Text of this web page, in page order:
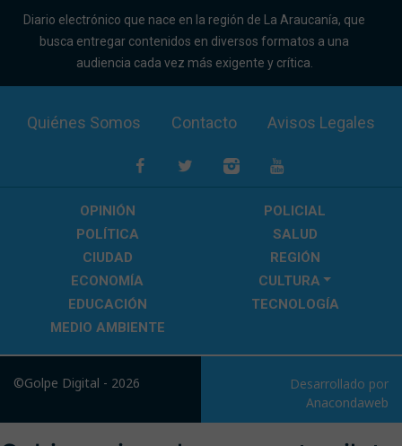
Diario electrónico que nace en la región de La Araucanía, que
busca entregar contenidos en diversos formatos a una
audiencia cada vez más exigente y crítica.
Quiénes Somos Contacto Avisos Legales
OPINIÓN
POLICIAL
POLÍTICA
SALUD
CIUDAD
REGIÓN
ECONOMÍA
CULTURA
EDUCACIÓN
TECNOLOGÍA
MEDIO AMBIENTE
©Golpe Digital - 2026
Desarrollado por
Anacondaweb